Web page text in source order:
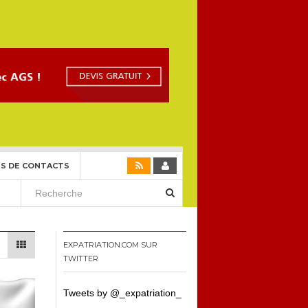
DE CONTACTS
EXPATRIATION.COM SUR
TWITTER
Tweets by @_expatriation_